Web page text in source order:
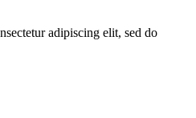
adipiscing elit, sed do